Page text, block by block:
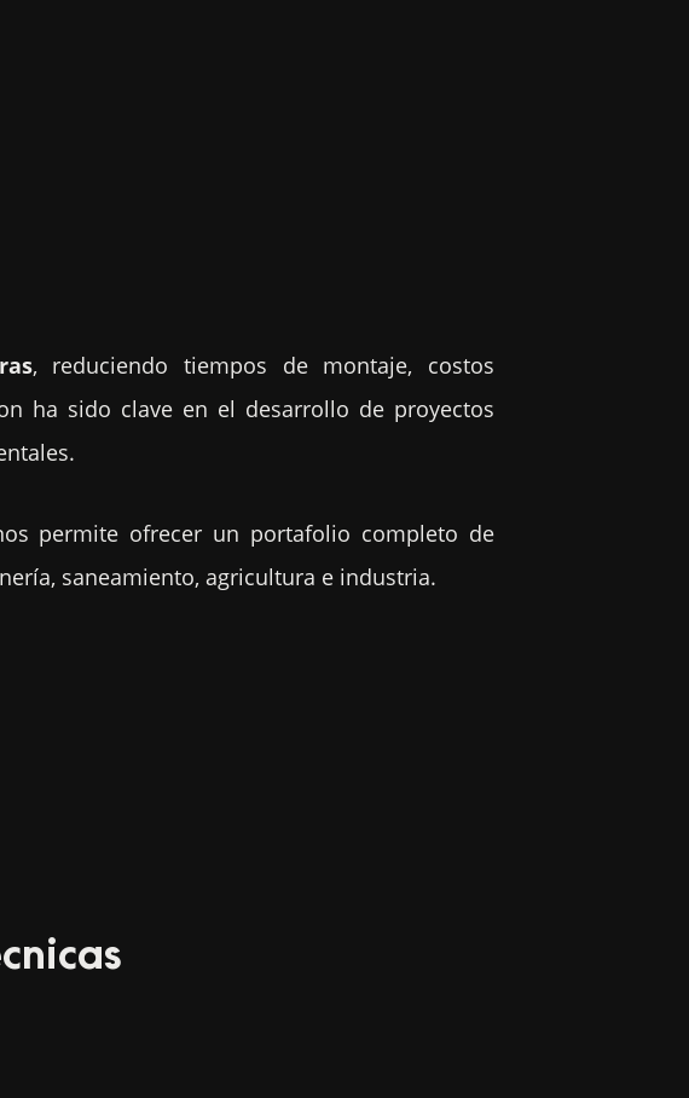
, reduciendo tiempos de montaje, costos
ha sido clave en el desarrollo de proyectos
permite ofrecer un portafolio completo de
saneamiento, agricultura e industria.